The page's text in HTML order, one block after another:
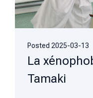
Posted 2025-03-13
La
Tamaki